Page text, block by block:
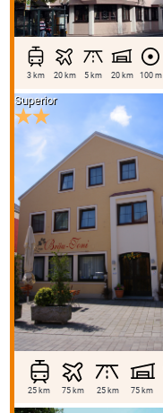
3 km 20 km 5 km 20 km 100 m
Superior
25 km 75 km 25 km 75 km